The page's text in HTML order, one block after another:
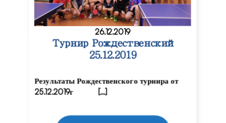
26.12.2019
Турнир Рождественский
25.12.2019
Результаты Рождественского турнира от
25.12.2019г […]